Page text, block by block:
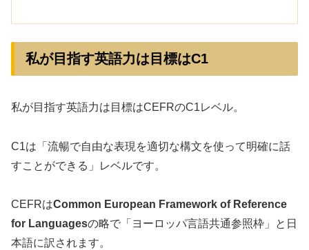
私が目指す英語力は目標はC1
私が目指す英語力は目標はCEFRのC1レベル。
C1は「流暢で自由な表現を適切な構文を使って明確に話
すことができる」レベルです。
CEFRはCommon European Framework of Reference
for Languagesの略で「ヨーロッパ言語共通参照枠」と日
本語に訳されます。